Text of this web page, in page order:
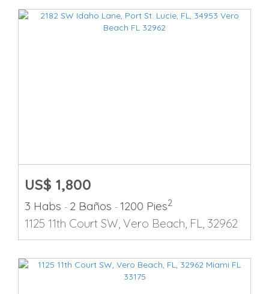
US$ 1,800
3 Habs - 2 Baños - 1200 Pies2
1125 11th Court SW, Vero Beach, FL, 32962